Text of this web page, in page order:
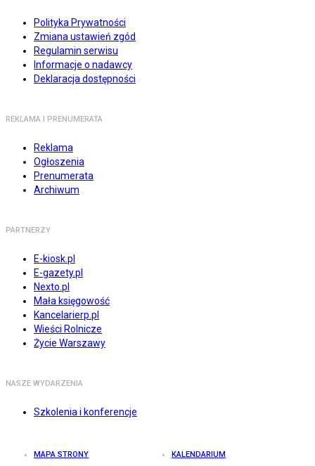
Polityka Prywatności
Zmiana ustawień zgód
Regulamin serwisu
Informacje o nadawcy
Deklaracja dostępności
REKLAMA I PRENUMERATA
Reklama
Ogłoszenia
Prenumerata
Archiwum
PARTNERZY
E-kiosk.pl
E-gazety.pl
Nexto.pl
Mała księgowość
Kancelarierp.pl
Wieści Rolnicze
Życie Warszawy
NASZE WYDARZENIA
Szkolenia i konferencje
MAPA STRONY KALENDARIUM